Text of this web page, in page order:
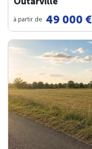
à partir de 49 000 €